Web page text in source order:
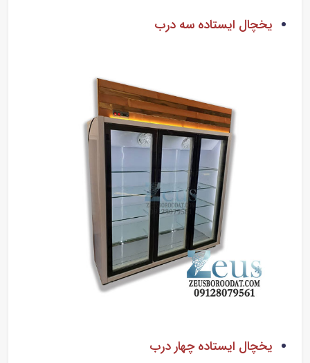
یخچال ایستاده سه درب
یخچال ایستاده چهار درب